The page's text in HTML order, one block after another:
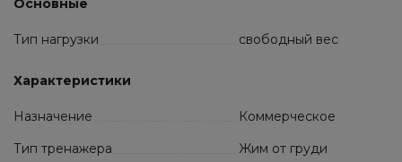
Основные
Тип нагрузки свободный вес
Характеристики
Назначение
Коммерческое
Тип тренажера
Жим от груди